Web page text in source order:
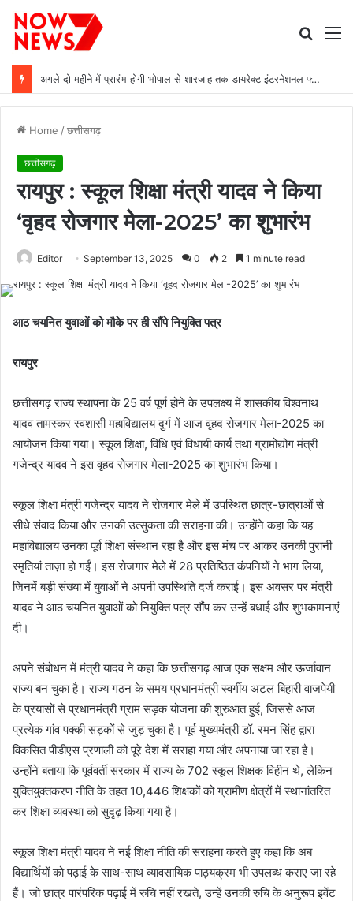
Search
अगले दो महीने में प्रारंभ होगी भोपाल से शारजाह तक डायरेक्ट इंटरनेशनल फ्लाइट : मुख्यमंत्री डॉ. यादव
Home /छत्तीसगढ़
छत्तीसगढ़
रायपुर : स्कूल शिक्षा मंत्री यादव ने किया
‘वृहद रोजगार मेला-2025’ का शुभारंभ
Editor September 13, 2025 0 2 1 minute read
आठ चयनित युवाओं को मौके पर ही सौंपे नियुक्ति पत्र
रायपुर
छत्तीसगढ़ राज्य स्थापना के 25 वर्ष पूर्ण होने के उपलक्ष्य में शासकीय विश्वनाथ
यादव तामस्कर स्वशासी महाविद्यालय दुर्ग में आज वृहद रोजगार मेला-2025 का
आयोजन किया गया। स्कूल शिक्षा, विधि एवं विधायी कार्य तथा ग्रामोद्योग मंत्री
गजेन्द्र यादव ने इस वृहद रोजगार मेला-2025 का शुभारंभ किया।
स्कूल शिक्षा मंत्री गजेन्द्र यादव ने रोजगार मेले में उपस्थित छात्र-छात्राओं से
सीधे संवाद किया और उनकी उत्सुकता की सराहना की। उन्होंने कहा कि यह
महाविद्यालय उनका पूर्व शिक्षा संस्थान रहा है और इस मंच पर आकर उनकी पुरानी
स्मृतियां ताज़ा हो गईं। इस रोजगार मेले में 28 प्रतिष्ठित कंपनियों ने भाग लिया,
जिनमें बड़ी संख्या में युवाओं ने अपनी उपस्थिति दर्ज कराई। इस अवसर पर मंत्री
यादव ने आठ चयनित युवाओं को नियुक्ति पत्र सौंप कर उन्हें बधाई और शुभकामनाएं
दी।
अपने संबोधन में मंत्री यादव ने कहा कि छत्तीसगढ़ आज एक सक्षम और ऊर्जावान
राज्य बन चुका है। राज्य गठन के समय प्रधानमंत्री स्वर्गीय अटल बिहारी वाजपेयी
के प्रयासों से प्रधानमंत्री ग्राम सड़क योजना की शुरुआत हुई, जिससे आज
प्रत्येक गांव पक्की सड़कों से जुड़ चुका है। पूर्व मुख्यमंत्री डॉ. रमन सिंह द्वारा
विकसित पीडीएस प्रणाली को पूरे देश में सराहा गया और अपनाया जा रहा है।
उन्होंने बताया कि पूर्ववर्ती सरकार में राज्य के 702 स्कूल शिक्षक विहीन थे, लेकिन
युक्तियुक्तकरण नीति के तहत 10,446 शिक्षकों को ग्रामीण क्षेत्रों में स्थानांतरित
कर शिक्षा व्यवस्था को सुदृढ़ किया गया है।
स्कूल शिक्षा मंत्री यादव ने नई शिक्षा नीति की सराहना करते हुए कहा कि अब
विद्यार्थियों को पढ़ाई के साथ-साथ व्यावसायिक पाठ्यक्रम भी उपलब्ध कराए जा रहे
हैं। जो छात्र पारंपरिक पढ़ाई में रुचि नहीं रखते, उन्हें उनकी रुचि के अनुरूप इवेंट